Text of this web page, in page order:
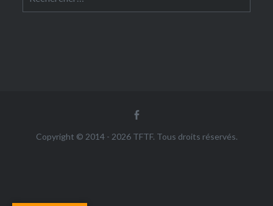
Copyright © 2014 - 2026 TFTF. Tous droits réservés.